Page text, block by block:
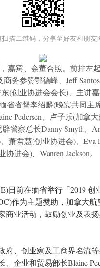
扫描二维码，分享至好友和朋友
嘉宾、会董合照。前排左
务参赞鄂德峰、Jeff
东(创业协进会会长)、主讲
省省督李绍麟(晚宴共同主
Pedersen、卢子乐(加拿
警察总长Danny Smyth、
萧君慧(创业协进会)、Eva
协进会)、Wanren Jackson。
日前在缅省举行「2019
作为主题赞助，加拿大
商业活动，鼓励创业及表
府、创业家及工商界名流
企业和贸易部长Blaine